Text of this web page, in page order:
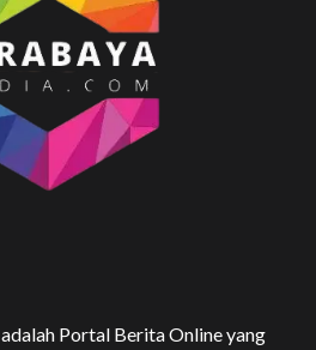
adalah Portal Berita Online yang